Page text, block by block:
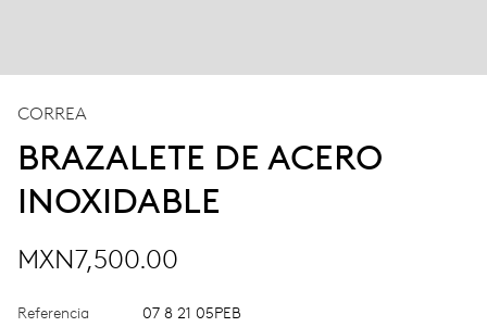
CORREA
BRAZALETE DE ACERO
INOXIDABLE
MXN7,500.00
Referencia 07 8 21 05PEB